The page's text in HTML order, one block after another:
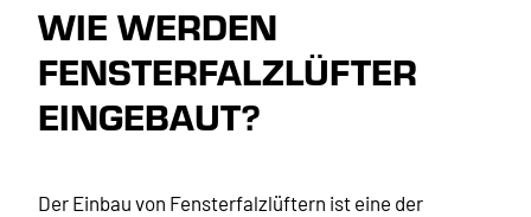
WIE WERDEN
FENSTERFALZLÜFTER
EINGEBAUT?
Der Einbau von Fensterfalzlüftern ist eine der